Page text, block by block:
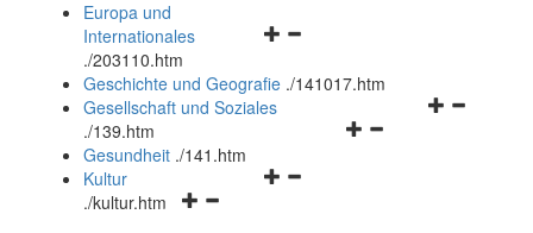
Navigationsmenü
und
schließen
Europa und
Internationales
./203110.htm
Geschichte und Geografie ./141017.htm
Navigationsmenü
Gesellschaft und Soziales
./139.htm
Navigationsmenü
Gesundheit ./141.htm
Navigationsmenü
Kultur
./kultur.htm